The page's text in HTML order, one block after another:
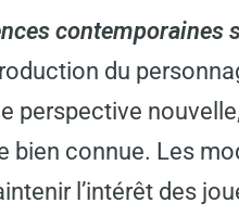
contemporaines
du
perspective
bien connue. Les
l’intérêt des